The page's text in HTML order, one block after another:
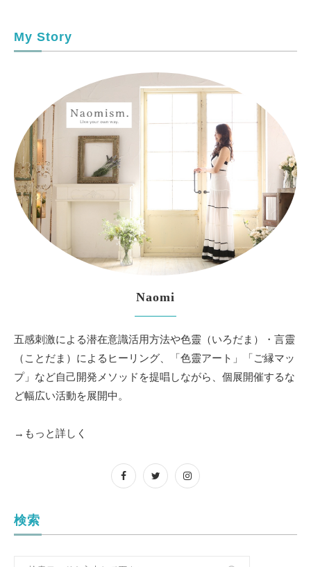
My Story
Naomi
五感刺激による潜在意識活用方法や色靈（いろだま）・言靈
（ことだま）によるヒーリング、「色靈アート」「ご縁マッ
プ」など自己開発メソッドを提唱しながら、個展開催するな
ど幅広い活動を展開中。
→もっと詳しく
検索